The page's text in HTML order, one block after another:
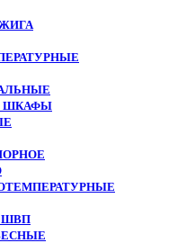
ШКАФЫ
ШВП